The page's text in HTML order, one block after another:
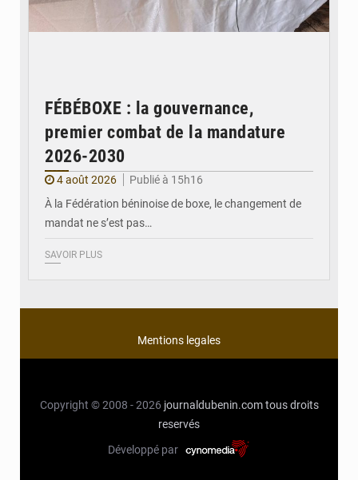
FÉBÉBOXE : la gouvernance,
premier combat de la mandature
2026-2030
4 août 2026
Publié à 15h16
À la Fédération béninoise de boxe, le changement de
mandat ne s’est pas…
SAVOIR PLUS
Mentions legales
Copyright © 2008 - 2026 journaldubenin.com tous droits
reservés
Développé par